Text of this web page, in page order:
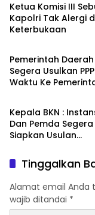
Ketua Komisi III
Kapolri Tak Alergi
Keterbukaan
Berita
Pemerintah
Segera Usulkan
Waktu Ke
Berita
Kepala BKN :
Dan Pemda Segera
Siapkan Usulan
WaktuTinggalkan
Alamat email Anda
wajib ditandai *